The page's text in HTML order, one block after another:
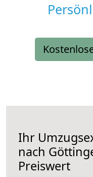
Ihr
nach
Preiswert